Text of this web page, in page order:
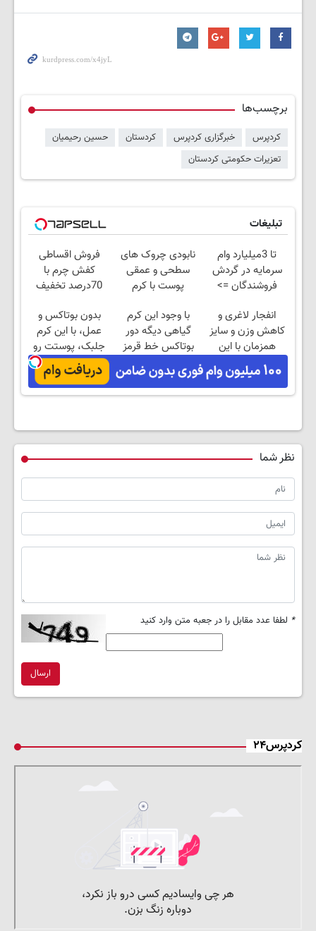
برچسب‌ها
کردپرس خبرگزاری کردپرس کردستان
حسین رحیمیان
تعزیرات حکومتی کردستان
تبلیغات
تا 3میلیارد وام
سرمایه در گردش
فروشندگان =>
کن
نابودی چروک های
سطحی و عمقی
پوست با کرم
فروش اقساطی
کفش چرم با
70درصد تخفیف
انفجار لاغری و
کاهش وزن و سایز
همزمان با این
چربیسوز
با وجود این کرم
گیاهی دیگه دور
بوتاکس خط قرمز
بدون بوتاکس و
عمل، با این کرم
جلبک، پوستت رو
جوان کن
نظر شما
* لطفا عدد مقابل را در جعبه متن وارد کنید
ارسال
کردپرس۲۴